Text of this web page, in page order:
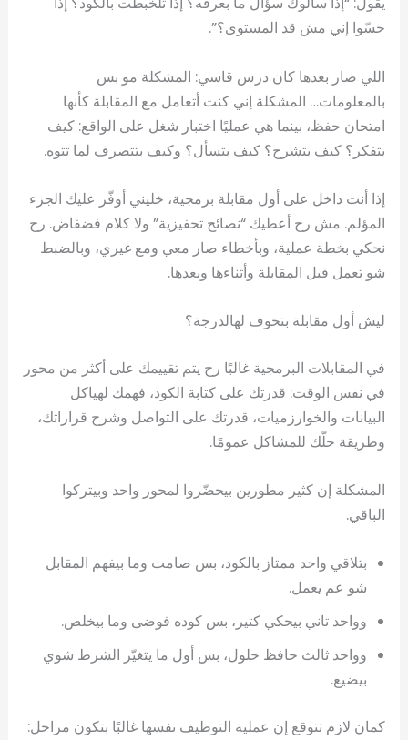
حسّوا إني مش قد المستوى؟”.
اللي صار بعدها كان درس قاسي: المشكلة مو بس
بالمعلومات… المشكلة إني كنت أتعامل مع المقابلة كأنها
امتحان حفظ، بينما هي عمليًا اختبار شغل على الواقع: كيف
بتفكر؟ كيف بتشرح؟ كيف بتسأل؟ وكيف بتتصرف لما تتوه.
إذا أنت داخل على أول مقابلة برمجية، خليني أوفّر عليك الجزء
المؤلم. مش رح أعطيك “نصائح تحفيزية” ولا كلام فضفاض. رح
نحكي بخطة عملية، وبأخطاء صار معي ومع غيري، وبالضبط
شو تعمل قبل المقابلة وأثناءها وبعدها.
ليش أول مقابلة بتخوف لهالدرجة؟
في المقابلات البرمجية غالبًا رح يتم تقييمك على أكثر من محور
في نفس الوقت: قدرتك على كتابة الكود، فهمك لهياكل
البيانات والخوارزميات، قدرتك على التواصل وشرح قراراتك،
وطريقة حلّك للمشاكل عمومًا.
المشكلة إن كثير مطورين بيحضّروا لمحور واحد وبيتركوا
الباقي.
بتلاقي واحد ممتاز بالكود، بس صامت وما بيفهم المقابل
شو عم يعمل.
وواحد تاني بيحكي كتير، بس كوده فوضى وما بيخلص.
وواحد ثالث حافظ حلول، بس أول ما يتغيّر الشرط شوي
بيضيع.
كمان لازم تتوقع إن عملية التوظيف نفسها غالبًا بتكون مراحل: